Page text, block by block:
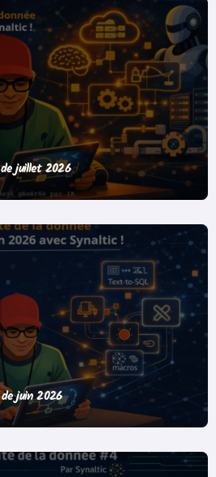
juillet 2026
juin 2026